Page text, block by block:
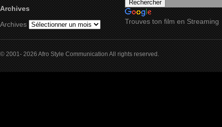
Archives
Archives
Trouves ton film en Streaming
© 2001- 2026 Afro Style Communication All rights reserved.